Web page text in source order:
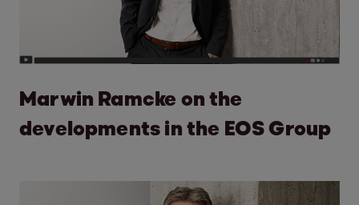
Marwin Ramcke on the
developments in the EOS Group